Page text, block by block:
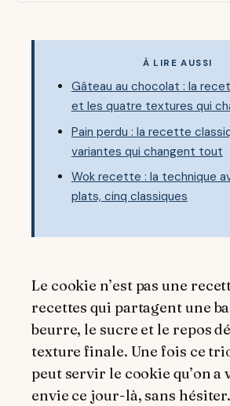
À LIRE AUSSI
Gâteau au chocolat : la
et les quatre textures qui
Pain perdu : la recette
variantes qui changent tout
Wok recette : la technique
plats, cinq classiques
Le cookie n’est pas une
recettes qui partagent une
beurre, le sucre et le repos
texture finale. Une fois ce
peut servir le cookie qu’on a
envie ce jour-là, sans hésiter.